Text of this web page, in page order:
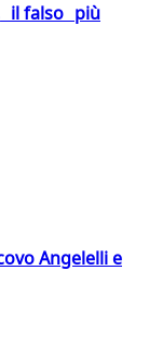
il falso più
Angelelli e